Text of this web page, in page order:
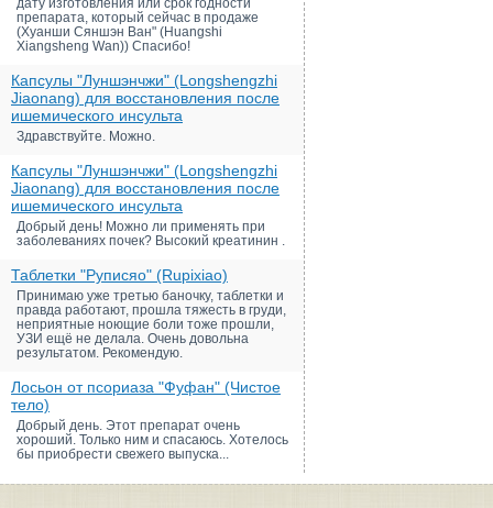
дату изготовления или срок годности
препарата, который сейчас в продаже
(Хуанши Сяншэн Ван" (Huangshi
Xiangsheng Wan)) Спасибо!
Капсулы "Луншэнчжи" (Longshengzhi
Jiaonang) для восстановления после
ишемического инсульта
Здравствуйте. Можно.
Капсулы "Луншэнчжи" (Longshengzhi
Jiaonang) для восстановления после
ишемического инсульта
Добрый день! Можно ли применять при
заболеваниях почек? Высокий креатинин .
Таблетки "Руписяо" (Rupixiao)
Принимаю уже третью баночку, таблетки и
правда работают, прошла тяжесть в груди,
неприятные ноющие боли тоже прошли,
УЗИ ещё не делала. Очень довольна
результатом. Рекомендую.
Лосьон от псориаза "Фуфан" (Чистое
тело)
Добрый день. Этот препарат очень
хороший. Только ним и спасаюсь. Хотелось
бы приобрести свежего выпуска...